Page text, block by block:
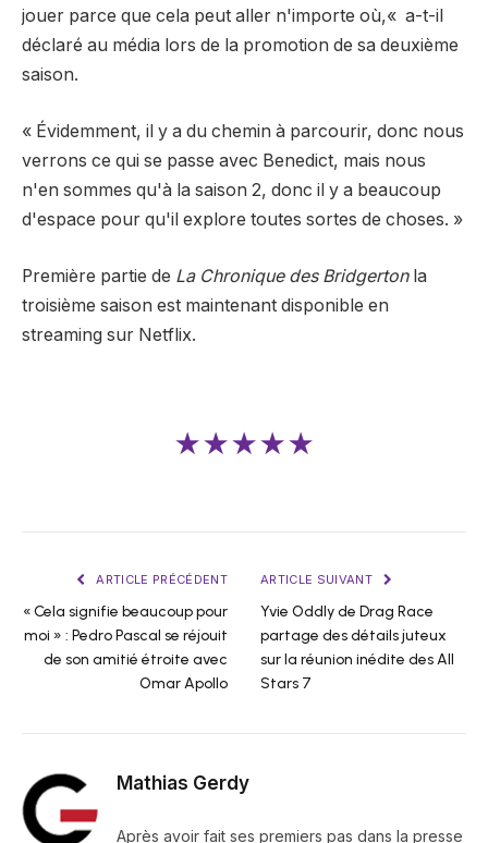
jouer parce que cela peut aller n'importe où,« a-t-il
déclaré au média lors de la promotion de sa deuxième
saison.
« Évidemment, il y a du chemin à parcourir, donc nous
verrons ce qui se passe avec Benedict, mais nous
n'en sommes qu'à la saison 2, donc il y a beaucoup
d'espace pour qu'il explore toutes sortes de choses. »
Première partie de La Chronique des Bridgertonla
troisième saison est maintenant disponible en
streaming sur Netflix.
★★★★★
ARTICLE PRÉCÉDENT
« Cela signifie beaucoup pour
moi » : Pedro Pascal se réjouit
de son amitié étroite avec
Omar Apollo
ARTICLE SUIVANT
Yvie Oddly de Drag Race
partage des détails juteux
sur la réunion inédite des All
Stars 7
Mathias Gerdy
Après avoir fait ses premiers pas dans la presse